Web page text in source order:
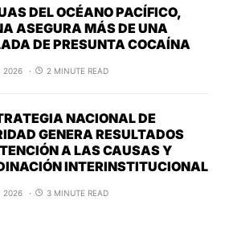
DEL OCÉANO PACÍFICO,
ASEGURA MÁS DE UNA
DE PRESUNTA COCAÍNA
2026 2 MINUTE READ
NACIONAL DE
GENERA RESULTADOS
A LAS CAUSAS Y
INTERINSTITUCIONAL
2026 3 MINUTE READ